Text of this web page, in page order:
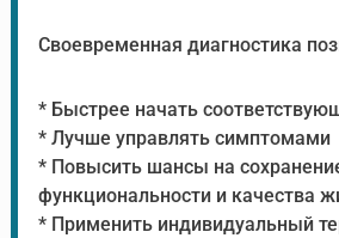
Своевременная диагностика
* Быстрее начать
* Лучше управлять симптомами
* Повысить шансы на
функциональности и качества
* Применить индивидуальный